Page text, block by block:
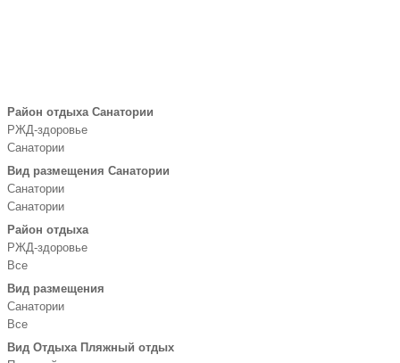
Район отдыха Санатории
РЖД-здоровье
Санатории
Вид размещения Санатории
Санатории
Санатории
Район отдыха
РЖД-здоровье
Все
Вид размещения
Санатории
Все
Вид Отдыха Пляжный отдых